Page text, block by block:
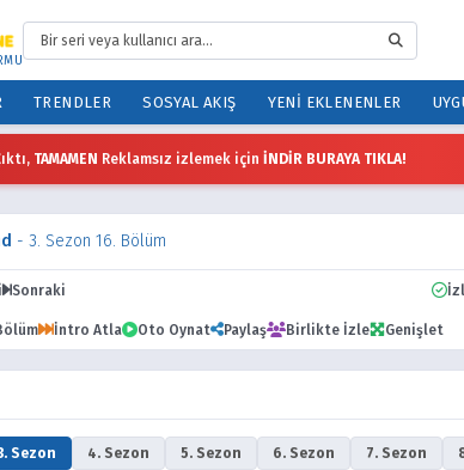
TRENDLER SOSYAL AKIŞ YENI EKLENENLER
TAMAMEN Reklamsız izlemek için İNDİR BURAYA TIKLA!
- 3. Sezon 16. Bölüm
Sonraki
İntro Atla Oto Oynat Paylaş Birlikte İzle Genişlet
Sezon 4. Sezon 5. Sezon 6. Sezon 7. Sezon